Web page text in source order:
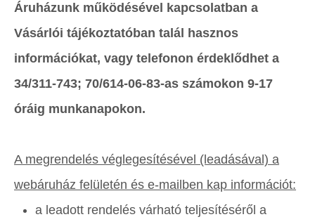
Áruházunk működésével kapcsolatban a
Vásárlói tájékoztatóban talál hasznos
információkat, vagy telefonon érdeklődhet a
34/311-743; 70/614-06-83-as számokon 9-17
óráig munkanapokon.
A megrendelés véglegesítésével (leadásával) a
webáruház felületén és e-mailben kap információt:
a leadott rendelés várható teljesítéséről a